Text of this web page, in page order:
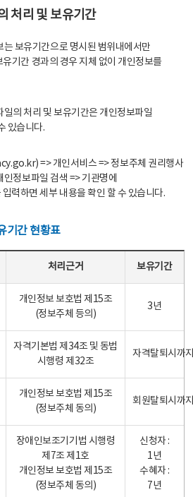
처리 및 보유기간
보유기간으로 명시된 범위내에서만
기간 경과의 경우 지체 없이 개인정보를
의 처리 및 보유기간은 개인정보파일
있습니다.
=> 개인서비스 => 정보주체 권리행사
정보파일 검색 => 기관명에
력하면 세부 내용을 확인 할 수 있습니다.
기간 현황표
처리근거 보유기간
개인정보 보호법 제15조
(정보주체 등의)
3년
자격기본법 제34조 및 동법
시행령 제32조
자격탈퇴시까
개인정보 보호법 제15조
(정보주체 동의)
회원탈퇴시까
장애인보조기기법 시행령
제7조 제1호
개인정보 보호법 제15조
(정보주체 동의)
신청자 :
1년
수혜자 :
7년